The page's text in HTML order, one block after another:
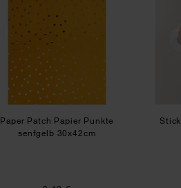
Paper Patch Papier Punkte
senfgelb 30x42cm